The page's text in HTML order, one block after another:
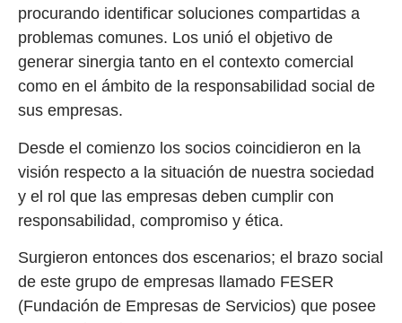
procurando identificar soluciones compartidas a
problemas comunes. Los unió el objetivo de
generar sinergia tanto en el contexto comercial
como en el ámbito de la responsabilidad social de
sus empresas.
Desde el comienzo los socios coincidieron en la
visión respecto a la situación de nuestra sociedad
y el rol que las empresas deben cumplir con
responsabilidad, compromiso y ética.
Surgieron entonces dos escenarios; el brazo social
de este grupo de empresas llamado FESER
(Fundación de Empresas de Servicios) que posee